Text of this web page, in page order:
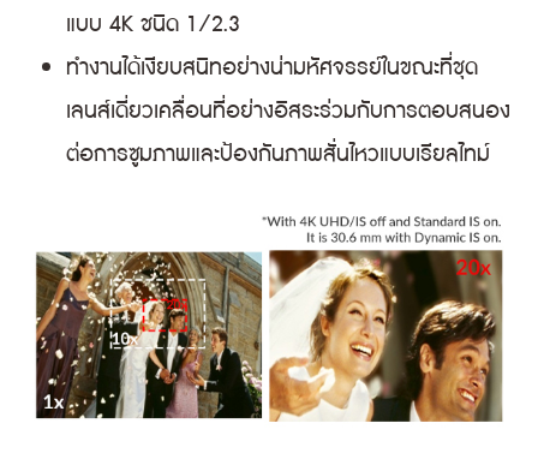
แบบ 4K ชนิด 1/2.3
ทำงานได้เงียบสนิทอย่างน่ามหัศจรรย์ในขณะที่ชุด
เลนส์เดี่ยวเคลื่อนที่อย่างอิสระร่วมกับการตอบสนอง
ต่อการซูมภาพและป้องกันภาพสั่นไหวแบบเรียลไทม์